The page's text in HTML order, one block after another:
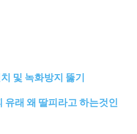
및 녹화방지 뚫기
유래 왜 딸피라고 하는것인